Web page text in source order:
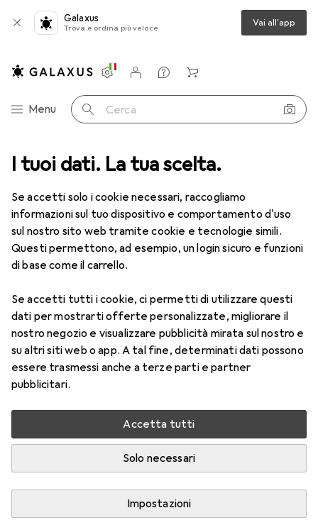
I tuoi dati. La tua scelta.
Se accetti solo i cookie necessari, raccogliamo
informazioni sul tuo dispositivo e comportamento d'uso
sul nostro sito web tramite cookie e tecnologie simili.
Questi permettono, ad esempio, un login sicuro e funzioni
di base come il carrello.
Se accetti tutti i cookie, ci permetti di utilizzare questi
dati per mostrarti offerte personalizzate, migliorare il
nostro negozio e visualizzare pubblicità mirata sul nostro e
su altri siti web o app. A tal fine, determinati dati possono
essere trasmessi anche a terze parti e partner
pubblicitari.
Accetta tutti
Solo necessari
Impostazioni
Galaxus
Trova e ordina più veloce Vai all'app
Categoria Navigazione
Menu Cerca
Impostazioni
Conto cliente
Liste di confronto
Liste dei desideri
Carrello
Lenti a contatto Air Optix più HydraGlyde per l'astigmatismo
1 Immagine
−11%
Air Optix più HydraGlyde per
l'astigmatismo
-1.75, Obiettivo mensile, 6 pz., Torico
Prezzo in EUR IVA incl.
Valutazioni
Consegna tra lun, 17/8 e mer, 19/8
Più di 10 pezzi in stock presso il fornitore